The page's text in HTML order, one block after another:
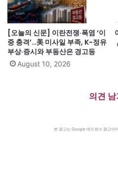
[오늘의 신문] 이란전쟁·폭염 ‘이
중 충격’…美 미사일 부족, K-정유
부상·증시와 부동산은 경고등
August 10, 2026
의견 남
본 광고는 Google 애드센스 광고이